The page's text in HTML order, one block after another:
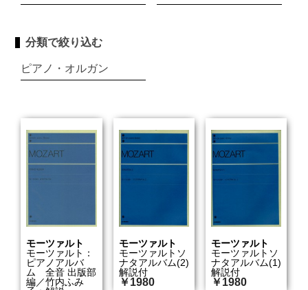
分類で絞り込む
ピアノ・オルガン
モーツァルト
モーツァルト：
ピアノアルバ
ム 全音 出版部
編／竹内ふみ
モーツァルト
モーツァルトソ
ナタアルバム(2)
解説付
￥1980
モーツァルト
モーツァルトソ
ナタアルバム(1)
解説付
￥1980